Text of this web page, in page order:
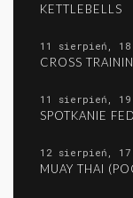
KETTLEBELLS
11 sierpień,
CROSS
11 sierpień,
SPOTKANIE
12 sierpień,
MUAY THAI